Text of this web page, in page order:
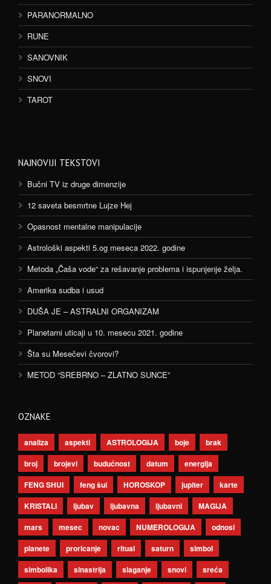
PARANORMALNO
RUNE
SANOVNIK
SNOVI
TAROT
NAJNOVIJI TEKSTOVI
Bučni TV iz druge dimenzije
12 saveta besmrtne Lujze Hej
Opasnost mentalne manipulacije
Astrološki aspekti 5.og meseca 2022. godine
Metoda „Čaša vode“ za rešavanje problema i ispunjenje želja.
Amerika sudba i usud
DUŠA JE – ASTRALNI ORGANIZAM
Planetarni uticaji u 10. mesecu 2021. godine
Šta su Mesečevi čvorovi?
METOD “SREBRNO – ZLATNO SUNCE”
OZNAKE
analiza aspekti ASTROLOGIJA boje
brak
broj
brojevi budućnost datum
energija
FENG SHUI
feng šui HOROSKOP jupiter
karte
KRISTALI
ljubav ljubavna ljubavni
MAGIJA
mars
mesec novac NUMEROLOGIJA
odnosi
planete
proricanje ritual saturn
simbol
simbolika
sinastrija slaganje snovi sreća